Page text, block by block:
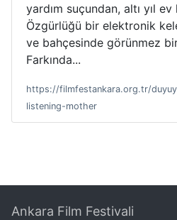
yardım suçundan, altı yıl ev
Özgürlüğü bir elektronik
ve bahçesinde görünmez bir
Farkında...
https://filmfestankara.org.tr/
listening-mother
Ankara Film Festivali